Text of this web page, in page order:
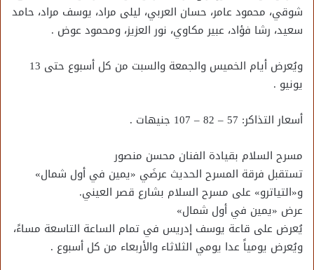
شوقي، محمود عامر، حسان العربي، ليلى مراد، يوسف مراد، حامد
سعيد، رشا فؤاد، عبير مكاوي، نور العزيز، ومحمود عوض .
ويُعرض أيام الخميس والجمعة والسبت من كل أسبوع حتى 13
يونيو .
أسعار التذاكر: 57 – 82 – 107 جنيهات .
مسرح السلام بقيادة الفنان محسن منصور
تستقبل فرقة المسرح الحديث عرضَي «يمين في أول شمال»
و«التياترو» على مسرح السلام بشارع قصر العيني.
عرض «يمين في أول شمال»
يُعرض على قاعة يوسف إدريس في تمام الساعة التاسعة مساءً،
ويُعرض يومياً عدا يومي الثلاثاء والأربعاء من كل أسبوع .